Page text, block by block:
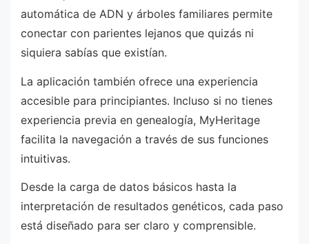
automática de ADN y árboles familiares permite
conectar con parientes lejanos que quizás ni
siquiera sabías que existían.
La aplicación también ofrece una experiencia
accesible para principiantes. Incluso si no tienes
experiencia previa en genealogía, MyHeritage
facilita la navegación a través de sus funciones
intuitivas.
Desde la carga de datos básicos hasta la
interpretación de resultados genéticos, cada paso
está diseñado para ser claro y comprensible.